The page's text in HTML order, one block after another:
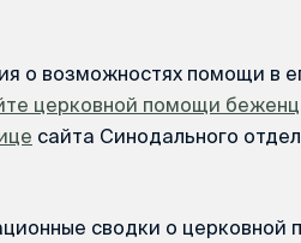
о возможностях помощи в
церковной помощи
сайта Синодального
сводки о церковной